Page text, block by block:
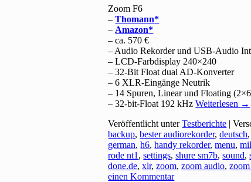
Zoom F6
–Thomann
– Amazon
– ca. 570 €
– Audio Rekorder und USB-Audio
– LCD-Farbdisplay 240×240
– 32-Bit Float dual AD-Konverter
– 6 XLR-Eingänge Neutrik
– 14 Spuren, Linear und Floating
– 32-bit-Float 192 kHzWeiterlesen →
Veröffentlicht unter Testberichte |
backup,bester audiorekorder,deutsch
german,h6,handy rekorder,menu,
rode nt1 ,settings,shure sm7b,sound,
done.de,xlr,zoom,zoom audio,
einen Kommentar